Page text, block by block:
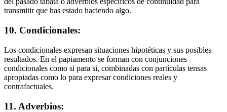
transmitir que has estado haciendo algo.
10. Condicionales:
Los condicionales expresan situaciones hipotéticas y sus posibles
resultados. En el papiamento se forman con conjunciones
condicionales como si para si, combinadas con partículas tensas
apropiadas como lo para expresar condiciones reales y
contrafactuales.
11. Adverbios: